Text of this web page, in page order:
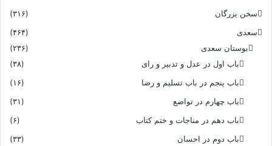
سخن بزرگان
(۳۱۶)
سعدی
(۴۶۴)
بوستان سعدی
(۲۳۶)
باب اول در عدل و تدبیر و رای
(۳۸)
باب پنجم در باب تسلیم و رضا
(۱۶)
باب چهارم در تواضع
(۳۱)
باب دهم در مناجات و ختم کتاب
(۶)
باب دوم در احسان
(۳۳)